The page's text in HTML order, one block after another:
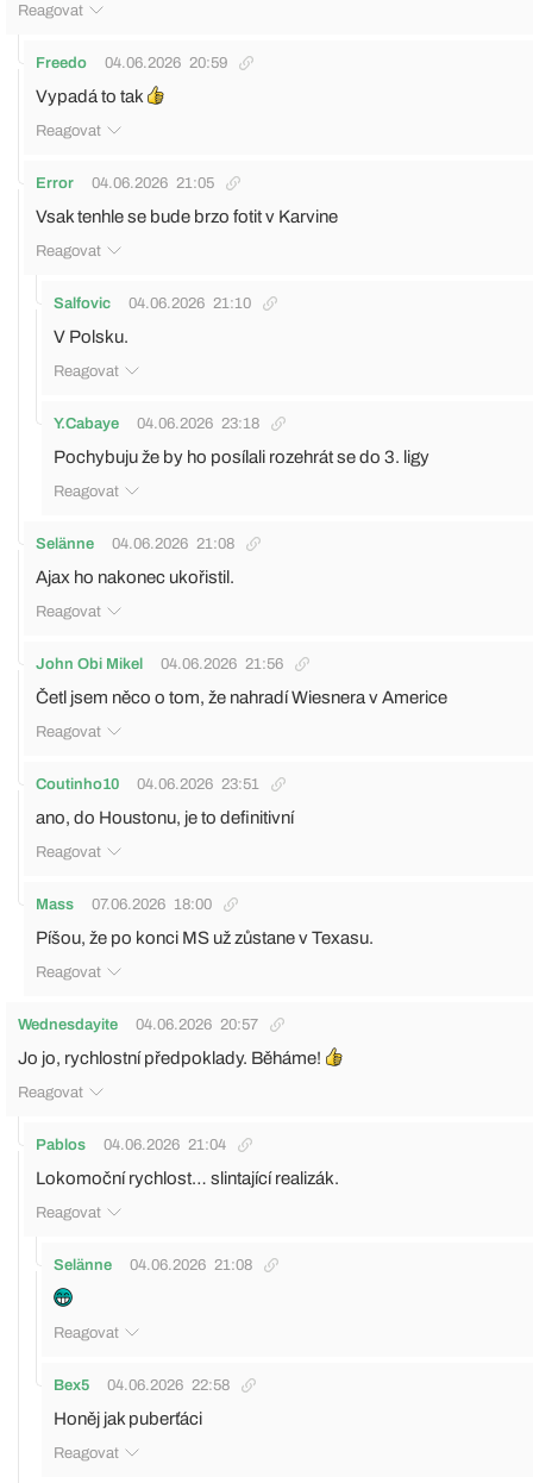
Reagovat
Freedo 04.06.2026 20:59
Vypadá to tak
Reagovat
Error 04.06.2026 21:05
Vsak tenhle se bude brzo fotit v Karvine
Reagovat
Salfovic 04.06.2026 21:10
V Polsku.
Reagovat
Y.Cabaye 04.06.2026 23:18
Pochybuju že by ho posílali rozehrát se do 3. ligy
Reagovat
Selänne 04.06.2026 21:08
Ajax ho nakonec ukořistil.
Reagovat
John Obi Mikel 04.06.2026 21:56
Četl jsem něco o tom, že nahradí Wiesnera v Americe
Reagovat
Coutinho10 04.06.2026 23:51
ano, do Houstonu, je to definitivní
Reagovat
Mass 07.06.2026 18:00
Píšou, že po konci MS už zůstane v Texasu.
Reagovat
Wednesdayite 04.06.2026 20:57
Jo jo, rychlostní předpoklady. Běháme!
Reagovat
Pablos 04.06.2026 21:04
Lokomoční rychlost… slintající realizák.
Reagovat
Selänne 04.06.2026 21:08
Reagovat
Bex5 04.06.2026 22:58
Honěj jak puberťáci
Reagovat